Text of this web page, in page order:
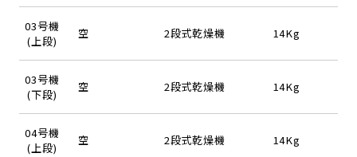
03号機
(上段)
空 2段式乾燥機 14Kg
03号機
(下段)
空 2段式乾燥機 14Kg
04号機
(上段)
空 2段式乾燥機 14Kg